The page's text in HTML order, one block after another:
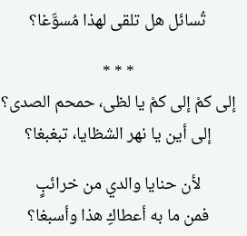
تُسائل هل تلقى لهذا مُسوَّغا؟
* * *
إلى كمْ إلى كمْ يا لظى، حمحم الصدى؟
إلى أين يا نهر الشظايا، تبغبغا؟
لأن حنايا والدي من خرائبٍ
فمن ما به أعطاكِ هذا وأسبغا؟